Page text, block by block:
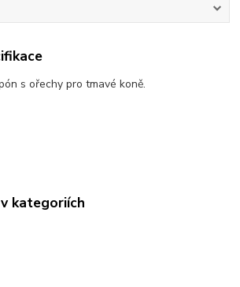
s ořechy pro tmavé koně.
kategoriích